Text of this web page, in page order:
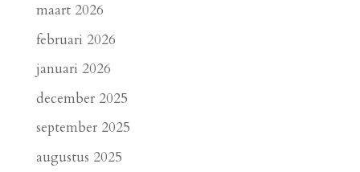
maart 2026
februari 2026
januari 2026
december 2025
september 2025
augustus 2025